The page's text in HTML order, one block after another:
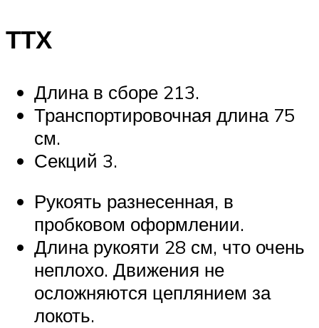
ТТХ
Длина в сборе 213.
Транспортировочная длина 75
см.
Секций 3.
Рукоять разнесенная, в
пробковом оформлении.
Длина рукояти 28 см, что очень
неплохо. Движения не
осложняются цеплянием за
локоть.